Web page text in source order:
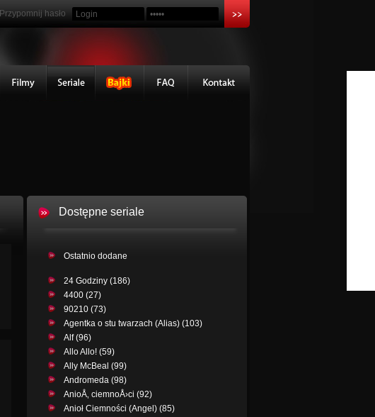
Przypomnij hasło
Dostępne seriale
Ostatnio dodane
24 Godziny (186)
4400 (27)
90210 (73)
Agentka o stu twarzach (Alias) (103)
Alf (96)
Allo Allo! (59)
Ally McBeal (99)
Andromeda (98)
AnioÅ‚ ciemnoÅ›ci (92)
Anioł Ciemności (Angel) (85)